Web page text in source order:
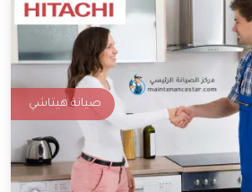
صيانة هيتاشي